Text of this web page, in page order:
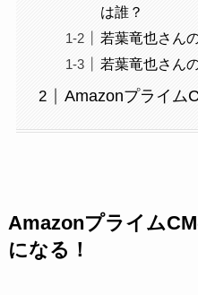
は誰？
若葉竜也さん
若葉竜也さん
Amazonプライム
Amazonプライム
になる！